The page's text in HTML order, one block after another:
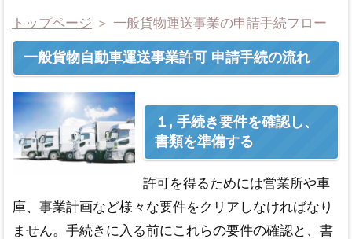
事務所概要
代表挨拶
取扱業務
ご依頼の流れ
トップページ ＞ 一般貨物運送事業の申請手続フロー
一般貨物自動車運送事業許可 申請手続の流れ
１, 手続き要件を確認し、
書類を準備する
許可を得るためには営業所や車
庫、事業計画など様々な要件をクリアしなければなり
ません。手続きに入る前にこれらの要件の確認と、書